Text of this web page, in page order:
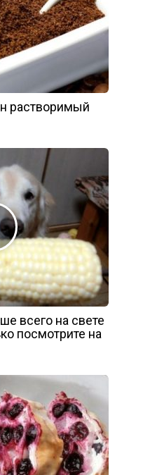
растворимый
всего на свете
посмотрите на